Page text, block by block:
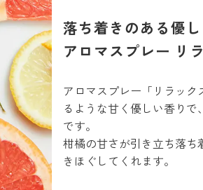
落ち着きのある優
アロマスプレー リ
アロマスプレー「リラッ
るような甘く優しい香り
です。
柑橘の甘さが引き立ち落ち
きほぐしてくれます。